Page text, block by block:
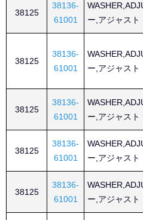
38125
38136-
61001
ー,アジャス
38125
38136-
61001
ー,アジャス
38125
38136-
61001
ー,アジャス
38125
38136-
61001
ー,アジャス
38125
38136-
61001
ー,アジャス